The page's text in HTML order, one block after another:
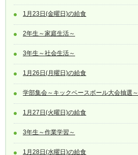
1月23日(金曜日)の給食
2年生～家庭生活～
3年生～社会生活～
1月26日(月曜日)の給食
学部集会～キックベースボール大会抽選～
1月27日(火曜日)の給食
3年生～作業学習～
1月28日(水曜日)の給食